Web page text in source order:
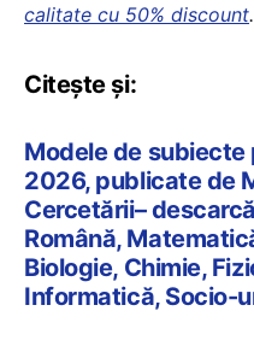
calitate cu 50% discount.
Citește și:
Modele de
2026, publicate de
Cercetării–
Română,
Biologie, Chimie,
Informatică, Socio-